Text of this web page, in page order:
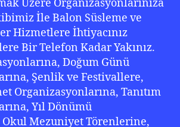
Üzere Organizasyonlarınıza
İle Balon Süsleme ve
Hizmetlere İhtiyacınız
Bir Telefon Kadar Yakınız.
Doğum Günü
Şenlik ve Festivallere,
Organizasyonlarına, Tanıtım
Yıl Dönümü
Mezuniyet Törenlerine,